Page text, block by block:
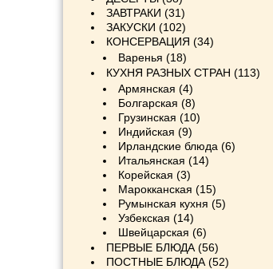
ЗАВТРАКИ (31)
ЗАКУСКИ (102)
КОНСЕРВАЦИЯ (34)
Варенья (18)
КУХНЯ РАЗНЫХ СТРАН (113)
Армянская (4)
Болгарская (8)
Грузинская (10)
Индийская (9)
Ирландские блюда (6)
Итальянская (14)
Корейская (3)
Марокканская (15)
Румынская кухня (5)
Узбекская (14)
Швейцарская (6)
ПЕРВЫЕ БЛЮДА (56)
ПОСТНЫЕ БЛЮДА (52)